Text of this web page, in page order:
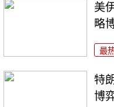
美
略
最
特
博